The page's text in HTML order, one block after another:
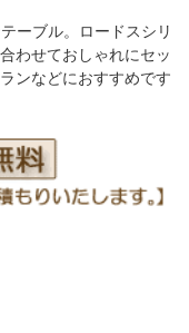
ーブル。ロードスシリ
わせておしゃれにセッ
ンなどにおすすめです